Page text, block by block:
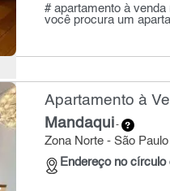
# apartamento à
você procura um
Apartamento à
Mandaqui-
Zona Norte - São Paulo
Endereço no círculo